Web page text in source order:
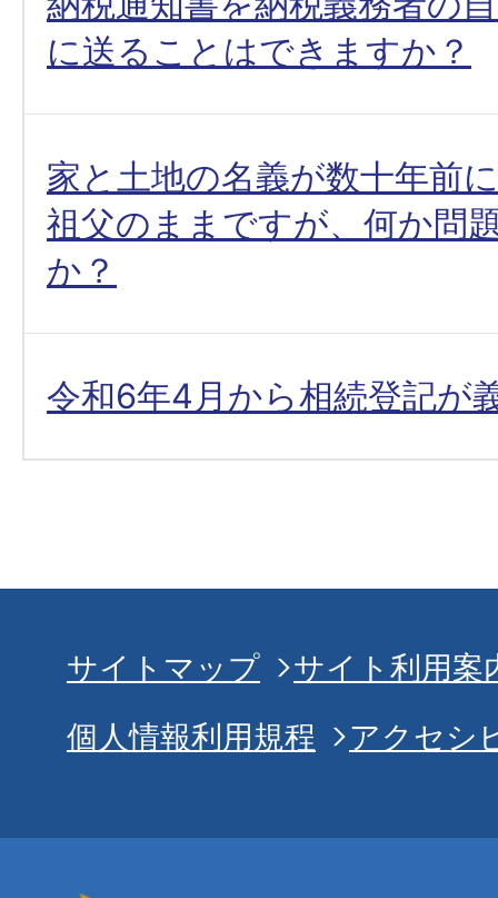
に送ることはできますか？
家と土地の名義が数十年前
祖父のままですが、何か問
か？
令和6年4月から相続登記が
サイトマップ
サイト利用案
個人情報利用規程
アクセシ